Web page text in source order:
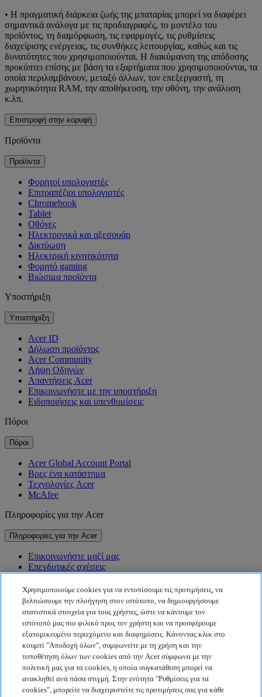
• Η πραγματική διάρκεια ζωής της μπαταρίας μπορεί να διαφέρει
σημαντικά ανάλογα με τις προδιαγραφές, το μοντέλο του
προϊόντος, τη διαμόρφωση, τις εφαρμογές, τις ρυθμίσεις
διαχείρισης ενέργειας, τις συνθήκες λειτουργίας, καθώς και τις
δυνατότητες που χρησιμοποιούνται. Η διακύμανση της απόδοσης
προκύπτει επίσης με βάση τα εξαρτήματα που χρησιμοποιούνται, τα
οποία περιλαμβάνουν, μεταξύ άλλων, τον επεξεργαστή, τη
χωρητικότητα RAM, την αποθήκευση, την οθόνη, την ανάλυση
κ.λπ.
Επιστροφή στην κορυφή
Προϊόντα
Προϊόντα
Φορητοί υπολογιστές
Επιτραπέζιοι υπολογιστές
Chromebook
Tablet
Οθόνες
Ηλεκτρονικά και αξεσουάρ
Δικτύωση
Ηλεκτρική κινητικότητα
Φορητό gaming
Βιώσιμα προϊόντα
Υποστήριξη
Υποστήριξη
Acer ID
Δήλωση προϊόντος
Acer Community
Λήψη Οδηγών
Απαντήσεις Acer
Επικοινωνήστε με την υποστήριξη
Ειδοποιήσεις και υπενθυμίσεις
Πόροι
Πόροι
Acer Global Account Portal
Βρες ένα κατάστημα
Τεχνολογίες Acer
McAfee
Πληροφορίες για την Acer
Πληροφορίες για την Acer
Επικοινωνήστε μαζί μας
Επενδυτικές σχέσεις
Βραβεία
Εκδηλώσεις
Βιωσιμότητα
Βιωσιμότητα
Εταιρική κοινωνική ευθύνη
Αποτύπωμα άνθρακα προϊόντος
Project Humanity
Earthion
Χρησιμοποιούμε cookies για να εντοπίσουμε τις προτιμήσεις, να
βελτιώσουμε την πλοήγηση στον ιστότοπο, να δημιουργήσουμε
στατιστικά στοιχεία για τους χρήστες, ώστε να κάνουμε τον
ιστότοπό μας πιο φιλικό προς τον χρήστη και να προσφέρουμε
εξατομικευμένο περιεχόμενο και διαφημίσεις. Κάνοντας κλικ στο
κουμπί "Αποδοχή όλων", συμφωνείτε με τη χρήση και την
τοποθέτηση όλων των cookies από την Acer σύμφωνα με την
πολιτική μας για τα cookies, η οποία συγκατάθεση μπορεί να
ανακληθεί ανά πάσα στιγμή. Στην ενότητα "Ρυθμίσεις για τα
cookies", μπορείτε να διαχειριστείτε τις προτιμήσεις σας για κάθε